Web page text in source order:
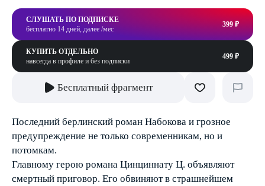
СЛУШАТЬ ПО ПОДПИСКЕ
бесплатно 14 дней, далее /мес
399 ₽
КУПИТЬ ОТДЕЛЬНО
навсегда в профиле и без подписки
499 ₽
Бесплатный фрагмент
Последний берлинский роман Набокова и грозное
предупреждение не только современникам, но и
потомкам.
Главному герою романа Цинциннату Ц. объявляют
смертный приговор. Его обвиняют в страшнейшем